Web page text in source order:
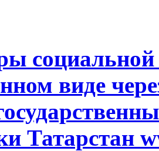
виде
Татарстан